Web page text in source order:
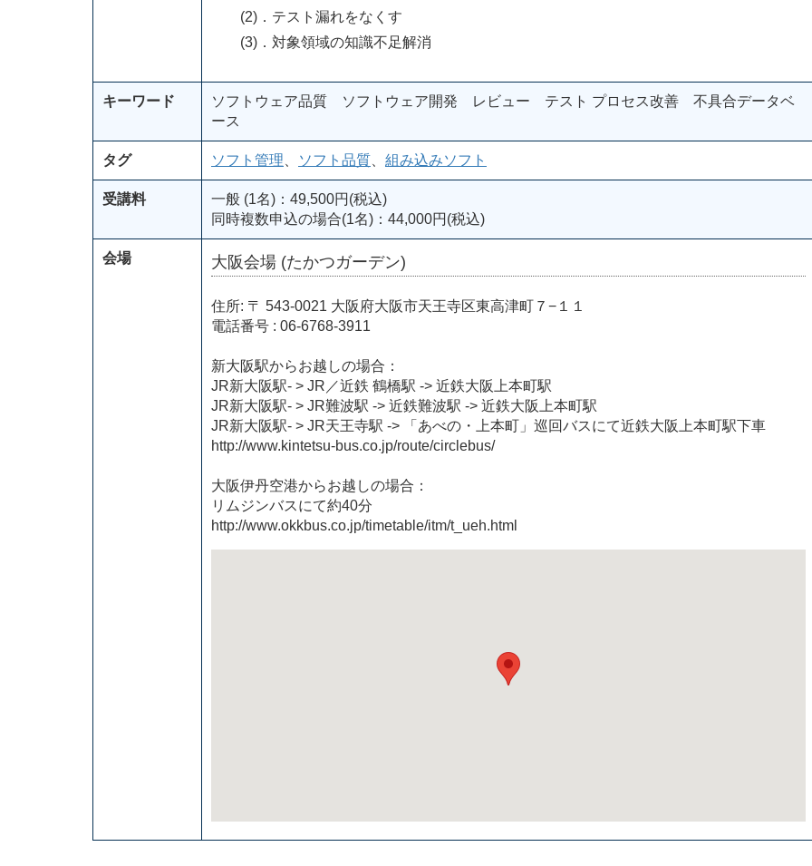
(2)．テスト漏れをなくす
(3)．対象領域の知識不足解消
キーワード
ソフトウェア品質 ソフトウェア開発 レビュー テスト プロセス改善 不具合データベ
ース
タグ ソフト管理 ソフト品質 組み込みソフト
受講料
一般 (1名)：49,500円(税込)
同時複数申込の場合(1名)：44,000円(税込)
会場 大阪会場 (たかつガーデン)
住所: 〒 543-0021 大阪府大阪市天王寺区東高津町７−１１
電話番号 : 06-6768-3911
新大阪駅からお越しの場合：
JR新大阪駅- > JR／近鉄 鶴橋駅 -> 近鉄大阪上本町駅
JR新大阪駅- > JR難波駅 -> 近鉄難波駅 -> 近鉄大阪上本町駅
JR新大阪駅- > JR天王寺駅 -> 「あべの・上本町」巡回バスにて近鉄大阪上本町駅下車
http://www.kintetsu-bus.co.jp/route/circlebus/
大阪伊丹空港からお越しの場合：
リムジンバスにて約40分
http://www.okkbus.co.jp/timetable/itm/t_ueh.html